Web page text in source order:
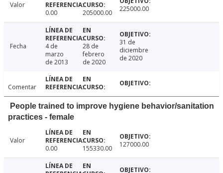
Valor
0.00
205000.00 225000.00
Fecha
4 de
marzo
de 2013
28 de
febrero
de 2020
31 de
diciembre
de 2020
Comentar
People trained to improve hygiene behavior/sanitation
practices - female
Valor
0.00
155330.00 127000.00